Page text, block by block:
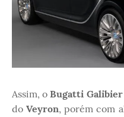
Assim, oBugatti Galibier
doVeyron, porém com